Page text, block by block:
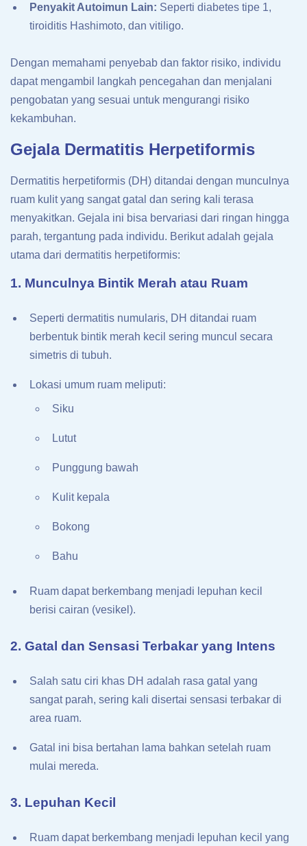
Penyakit Autoimun Lain: Seperti diabetes tipe 1,
tiroiditis Hashimoto, dan vitiligo.
Dengan memahami penyebab dan faktor risiko, individu
dapat mengambil langkah pencegahan dan menjalani
pengobatan yang sesuai untuk mengurangi risiko
kekambuhan.
Gejala Dermatitis Herpetiformis
Dermatitis herpetiformis (DH) ditandai dengan munculnya
ruam kulit yang sangat gatal dan sering kali terasa
menyakitkan. Gejala ini bisa bervariasi dari ringan hingga
parah, tergantung pada individu. Berikut adalah gejala
utama dari dermatitis herpetiformis:
1. Munculnya Bintik Merah atau Ruam
Seperti dermatitis numularis, DH ditandai ruam
berbentuk bintik merah kecil sering muncul secara
simetris di tubuh.
Lokasi umum ruam meliputi:
Siku
Lutut
Punggung bawah
Kulit kepala
Bokong
Bahu
Ruam dapat berkembang menjadi lepuhan kecil
berisi cairan (vesikel).
2. Gatal dan Sensasi Terbakar yang Intens
Salah satu ciri khas DH adalah rasa gatal yang
sangat parah, sering kali disertai sensasi terbakar di
area ruam.
Gatal ini bisa bertahan lama bahkan setelah ruam
mulai mereda.
3. Lepuhan Kecil
Ruam dapat berkembang menjadi lepuhan kecil yang